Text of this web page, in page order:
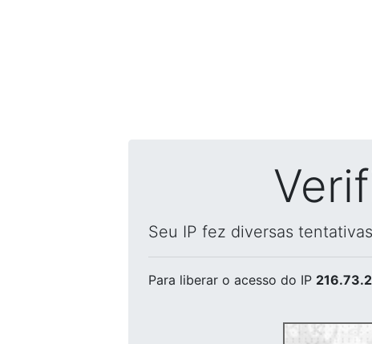
Seu IP fez diversas
Para liberar o acesso do IP